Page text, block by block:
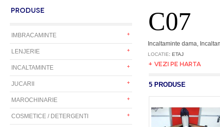
PRODUSE
IMBRACAMINTE
LENJERIE
INCALTAMINTE
JUCARII
MAROCHINARIE
COSMETICE / DETERGENTI
C07
Incaltaminte dama,
LOCATIE: ETAJ
+ VEZI PE HARTA
5 PRODUSE